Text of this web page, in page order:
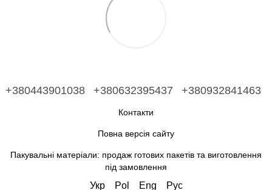
+380443901038 +380632395437 +380932841463
Контакти
Повна версія сайту
Пакувальні матеріали: продаж готових пакетів та виготовлення
під замовлення
Укр Pol Eng Рус